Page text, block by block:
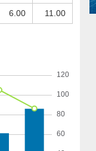
6.00 11.00